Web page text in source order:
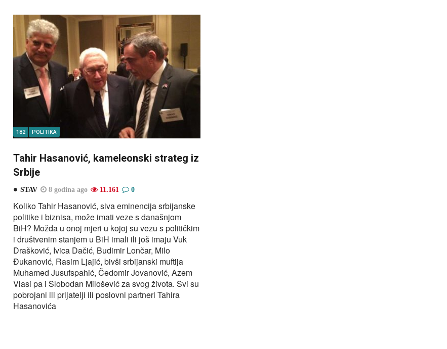
182 POLITIKA
Tahir Hasanović, kameleonski strateg iz
Srbije
STAV 8 godina ago 11.161 0
Koliko Tahir Hasanović, siva eminencija srbijanske
politike i biznisa, može imati veze s današnjom
BiH? Možda u onoj mjeri u kojoj su vezu s političkim
i društvenim stanjem u BiH imali ili još imaju Vuk
Drašković, Ivica Dačić, Budimir Lončar, Milo
Đukanović, Rasim Ljajić, bivši srbijanski muftija
Muhamed Jusufspahić, Čedomir Jovanović, Azem
Vlasi pa i Slobodan Milošević za svog života. Svi su
pobrojani ili prijatelji ili poslovni partneri Tahira
Hasanovića